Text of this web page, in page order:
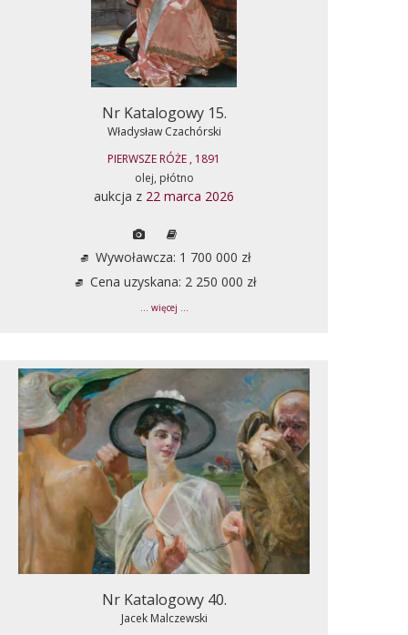
Nr Katalogowy 15.
Władysław Czachórski
PIERWSZE RÓŻE , 1891
olej, płótno
aukcja z 22 marca 2026
Wywoławcza: 1 700 000 zł
Cena uzyskana: 2 250 000 zł
... więcej ...
Nr Katalogowy 40.
Jacek Malczewski